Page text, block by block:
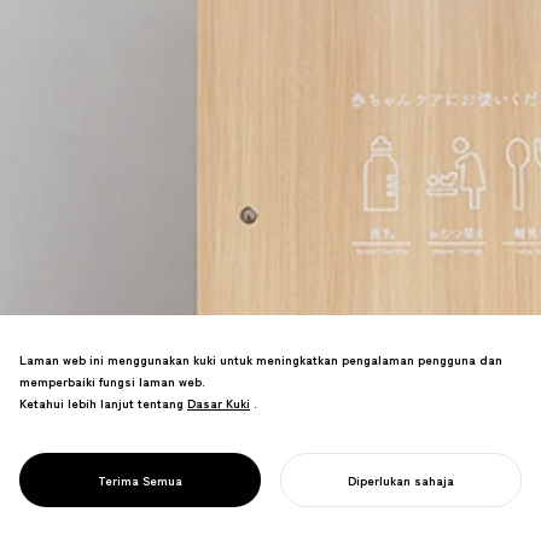
PROJECT
MAMARO
penjagaan kanak-kanak seluruh
masyarakat.
Laman web ini menggunakan kuki untuk meningkatkan pengalaman pengguna dan
memperbaiki fungsi laman web.
Ketahui lebih lanjut tentang Dasar Kuki
Dasar Kuki .
Terima Semua Diperlukan sahaja